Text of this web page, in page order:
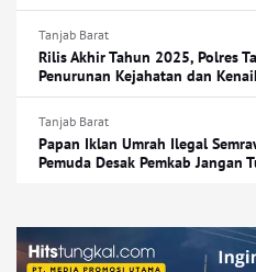
Tanjab Barat
Rilis Akhir Tahun 2025, Polres
Penurunan Kejahatan dan
Tanjab Barat
Papan Iklan Umrah Ilegal
Pemuda Desak Pemkab Jangan